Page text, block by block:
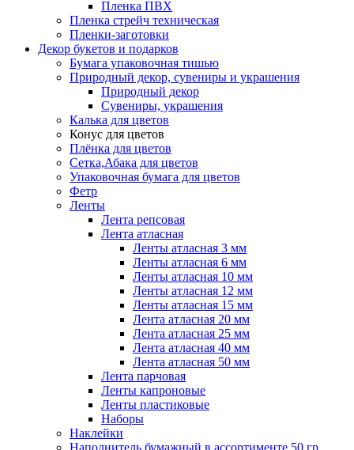
Пленка ПВХ
Пленка стрейч техническая
Пленки-заготовки
Декор букетов и подарков
Бумага упаковочная тишью
Природный декор, сувениры и украшения
Природный декор
Сувениры, украшения
Калька для цветов
Конус для цветов
Плёнка для цветов
Сетка,Абака для цветов
Упаковочная бумага для цветов
Фетр
Ленты
Лента репсовая
Лента атласная
Ленты атласная 3 мм
Ленты атласная 6 мм
Ленты атласная 10 мм
Ленты атласная 12 мм
Ленты атласная 15 мм
Лента атласная 20 мм
Лента атласная 25 мм
Лента атласная 40 мм
Лента атласная 50 мм
Лента парчовая
Ленты капроновые
Ленты пластиковые
Наборы
Наклейки